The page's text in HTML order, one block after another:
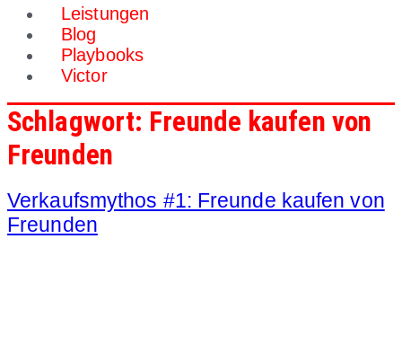
Leistungen
Blog
Playbooks
Victor
Schlagwort: Freunde kaufen von
Freunden
Verkaufsmythos #1: Freunde kaufen von
Freunden